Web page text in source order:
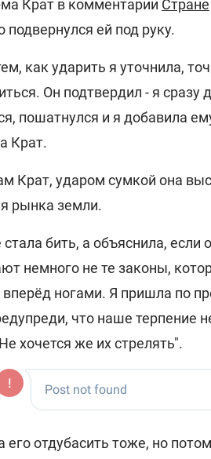
Крат в комментарии Стране
подвернулся ей под руку.
как ударить я уточнила,
Он подтвердил - я сразу
пошатнулся и я добавила
Крат.
Крат, ударом сумкой она
рынка земли.
стала бить, а объяснила,
немного не те законы,
вперёд ногами. Я пришла по
что наше терпение
хочется же их стрелять".
его отдубасить тоже, но